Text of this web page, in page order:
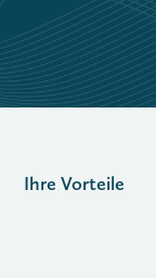
Ihre Vorteile